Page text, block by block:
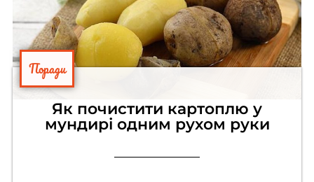
Поради
Як почистити картоплю у
мундирі одним рухом руки